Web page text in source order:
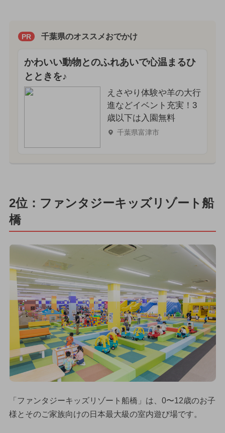
PR 千葉県のオススメおでかけ
かわいい動物とのふれあいで心温まるひ
とときを♪
えさやり体験や羊の大行
進などイベント充実！3
歳以下は入園無料
千葉県富津市
2位：ファンタジーキッズリゾート船
橋
「ファンタジーキッズリゾート船橋」は、0〜12歳のお子
様とそのご家族向けの日本最大級の室内遊び場です。